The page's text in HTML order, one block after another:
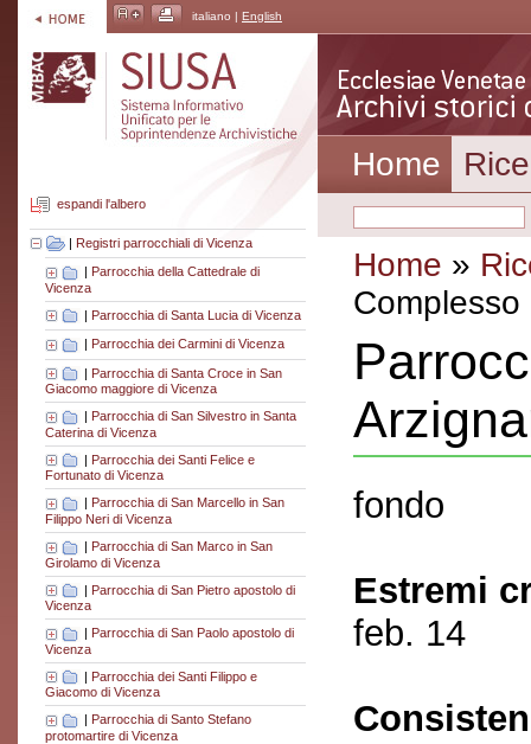
italiano | English
espandi l'albero
| Registri parrocchiali di Vicenza
| Parrocchia della Cattedrale di
Vicenza
| Parrocchia di Santa Lucia di Vicenza
Parrocchia dei Carmini di Vicenza
| Parrocchia di Santa Croce in San
Giacomo maggiore di Vicenza
Parrocchia di San Silvestro in Santa
Caterina di Vicenza
| Parrocchia dei Santi Felice e
Fortunato di Vicenza
Parrocchia di San Marcello in San
Filippo Neri di Vicenza
| Parrocchia di San Marco in San
Girolamo di Vicenza
| Parrocchia di San Pietro apostolo di
Vicenza
| Parrocchia di San Paolo apostolo di
Vicenza
| Parrocchia dei Santi Filippo e
Giacomo di Vicenza
| Parrocchia di Santo Stefano
protomartire di Vicenza
Home
Home »
fondo
Estremi
feb. 14